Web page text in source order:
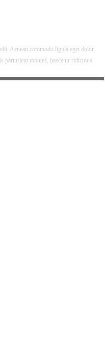
Aenean commodo ligula eget dolor
parturient montes, nascetur ridiculus